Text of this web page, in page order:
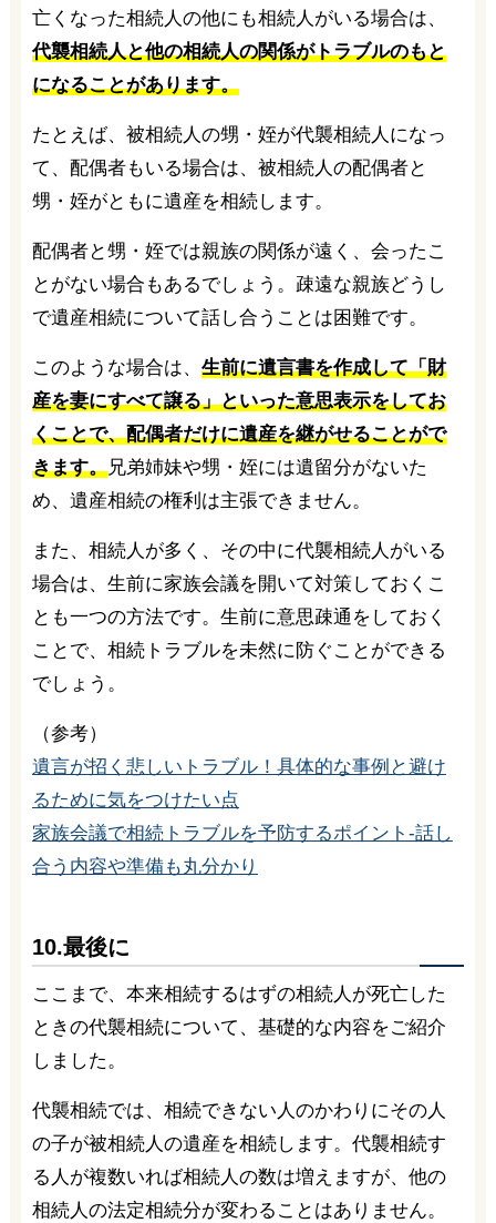
亡くなった相続人の他にも相続人がいる場合は、
代襲相続人と他の相続人の関係がトラブルのもと
になることがあります。
たとえば、被相続人の甥・姪が代襲相続人になっ
て、配偶者もいる場合は、被相続人の配偶者と
甥・姪がともに遺産を相続します。
配偶者と甥・姪では親族の関係が遠く、会ったこ
とがない場合もあるでしょう。疎遠な親族どうし
で遺産相続について話し合うことは困難です。
このような場合は、 生前に遺言書を作成して「財
産を妻にすべて譲る」といった意思表示をしてお
くことで、配偶者だけに遺産を継がせることがで
きます。兄弟姉妹や甥・姪には遺留分がないた
め、遺産相続の権利は主張できません。
また、相続人が多く、その中に代襲相続人がいる
場合は、生前に家族会議を開いて対策しておくこ
とも一つの方法です。生前に意思疎通をしておく
ことで、相続トラブルを未然に防ぐことができる
でしょう。
（参考）
遺言が招く悲しいトラブル！具体的な事例と避け
るために気をつけたい点
家族会議で相続トラブルを予防するポイント-話し
合う内容や準備も丸分かり
10.最後に
ここまで、本来相続するはずの相続人が死亡した
ときの代襲相続について、基礎的な内容をご紹介
しました。
代襲相続では、相続できない人のかわりにその人
の子が被相続人の遺産を相続します。代襲相続す
る人が複数いれば相続人の数は増えますが、他の
相続人の法定相続分が変わることはありません。